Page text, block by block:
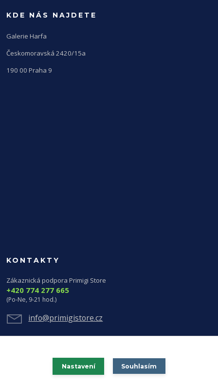
KDE NÁS NAJDETE
Galerie Harfa
Českomoravská 2420/15a
190 00 Praha 9
KONTAKTY
Zákaznická podpora Primigi Store
+420 774 277 665
(Po-Ne, 9-21 hod.)
info@primigistore.cz
Nastavení Souhlasím